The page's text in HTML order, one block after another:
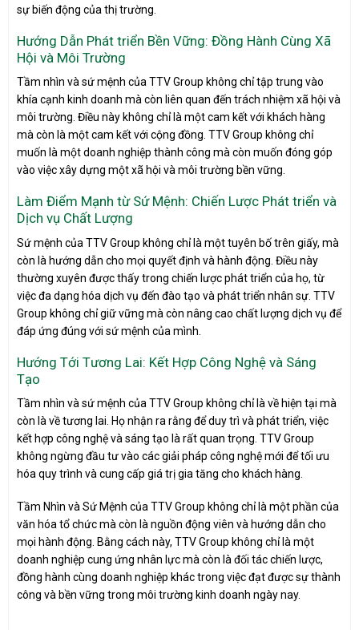
sự biến động của thị trường.
Hướng Dẫn Phát triển Bền Vững: Đồng Hành Cùng Xã
Hội và Môi Trường
Tầm nhìn và sứ mệnh của TTV Group không chỉ tập trung vào
khía cạnh kinh doanh mà còn liên quan đến trách nhiệm xã hội và
môi trường. Điều này không chỉ là một cam kết với khách hàng
mà còn là một cam kết với cộng đồng. TTV Group không chỉ
muốn là một doanh nghiệp thành công mà còn muốn đóng góp
vào việc xây dựng một xã hội và môi trường bền vững.
Làm Điểm Mạnh từ Sứ Mệnh: Chiến Lược Phát triển và
Dịch vụ Chất Lượng
Sứ mệnh của TTV Group không chỉ là một tuyên bố trên giấy, mà
còn là hướng dẫn cho mọi quyết định và hành động. Điều này
thường xuyên được thấy trong chiến lược phát triển của họ, từ
việc đa dạng hóa dịch vụ đến đào tạo và phát triển nhân sự. TTV
Group không chỉ giữ vững mà còn nâng cao chất lượng dịch vụ để
đáp ứng đúng với sứ mệnh của mình.
Hướng Tới Tương Lai: Kết Hợp Công Nghệ và Sáng
Tạo
Tầm nhìn và sứ mệnh của TTV Group không chỉ là về hiện tại mà
còn là về tương lai. Họ nhận ra rằng để duy trì và phát triển, việc
kết hợp công nghệ và sáng tạo là rất quan trọng. TTV Group
không ngừng đầu tư vào các giải pháp công nghệ mới để tối ưu
hóa quy trình và cung cấp giá trị gia tăng cho khách hàng.
Tầm Nhìn và Sứ Mệnh của TTV Group không chỉ là một phần của
văn hóa tổ chức mà còn là nguồn động viên và hướng dẫn cho
mọi hành động. Bằng cách này, TTV Group không chỉ là một
doanh nghiệp cung ứng nhân lực mà còn là đối tác chiến lược,
đồng hành cùng doanh nghiệp khác trong việc đạt được sự thành
công và bền vững trong môi trường kinh doanh ngày nay.